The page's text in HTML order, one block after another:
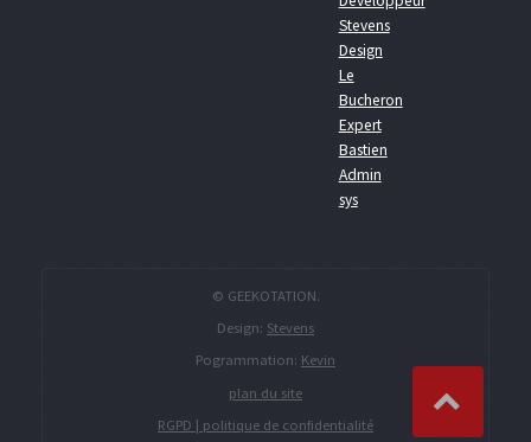
Stevens
Design
Le
Bucheron
Expert
Bastien
Admin
sys
© GEEKOTATION.
Design: Stevens
Pogrammation: Kevin
plan du site
RGPD | politique de confidentialité